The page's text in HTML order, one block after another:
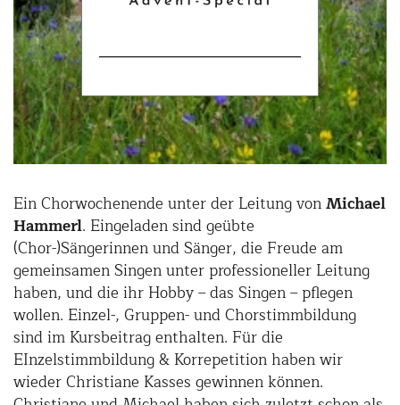
Ein Chorwochenende unter der Leitung vonMichael
Hammerl. Eingeladen sind geübte
(Chor-)Sängerinnen und Sänger, die Freude am
gemeinsamen Singen unter professioneller Leitung
haben, und die ihr Hobby – das Singen – pflegen
wollen. Einzel-, Gruppen- und Chorstimmbildung
sind im Kursbeitrag enthalten. Für die
EInzelstimmbildung & Korrepetition haben wir
wieder Christiane Kasses gewinnen können.